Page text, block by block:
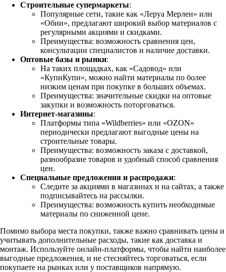
Строительные супермаркеты:
Популярные сети, такие как «Леруа Мерлен» или
«Обии», предлагают широкий выбор материалов с
регулярными акциями и скидками.
Преимущества: возможность сравнения цен,
консультации специалистов и наличие доставки.
Оптовые базы и рынки:
На таких площадках, как «Садовод» или
«КупиКупи», можно найти материалы по более
низким ценам при покупке в больших объемах.
Преимущества: значительные скидки на оптовые
закупки и возможность поторговаться.
Интернет-магазины:
Платформы типа «Wildberries» или «OZON»
периодически предлагают выгодные цены на
строительные товары.
Преимущества: возможность заказа с доставкой,
разнообразие товаров и удобный способ сравнения
цен.
Специальные предложения и распродажи:
Следите за акциями в магазинах и на сайтах, а также
подписывайтесь на рассылки.
Преимущества: возможность купить необходимые
материалы по сниженной цене.
Помимо выбора места покупки, также важно сравнивать цены и
учитывать дополнительные расходы, такие как доставка и
монтаж. Используйте онлайн-платформы, чтобы найти наиболее
выгодные предложения, и не стесняйтесь торговаться, если
покупаете на рынках или у поставщиков напрямую.